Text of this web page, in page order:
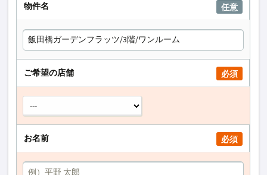
物件名 任意
ご希望の店舗 必須
お名前 必須